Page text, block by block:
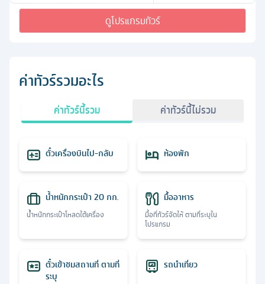
ดูโปรแกรมทัวร์
ค่าทัวร์รวมอะไร
ค่าทัวร์นี้รวม ค่าทัวร์นี้ไม่รวม
ตั๋วเครื่องบินไป-กลับ ห้องพัก
น้ำหนักกระเป๋า 20 กก.
น้ำหนักกระเป๋าโหลดใต้เครื่อง
มื้ออาหาร
มื้อที่ทัวร์จัดให้ ตามที่ระบุใน
โปรแกรม
ตั๋วเข้าชมสถานที่ ตามที่
ระบุ
รถนำเที่ยว